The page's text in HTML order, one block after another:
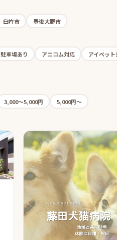
臼杵市 豊後大野市
駐車場あり アニコム対応 アイペット
3,000〜5,000円 5,000円〜